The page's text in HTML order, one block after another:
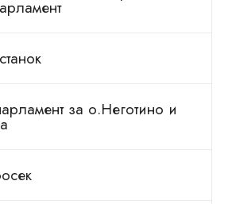
за о.Неготино и